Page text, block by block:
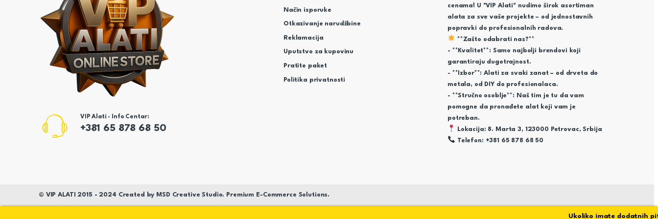
VIP Alati - Info Centar:
+381 65 878 68 50
Način isporuke
Otkazivanje narudžbine
Reklamacija
Uputstvo za kupovinu
Pratite paket
Politika privatnosti
cenama! U "VIP Alati" nudimo širok asortiman
alata za sve vaše projekte – od jednostavnih
popravki do profesionalnih radova.
**Zašto odabrati nas?**
- **Kvalitet**: Samo najbolji brendovi koji
garantiraju dugotrajnost.
- **Izbor**: Alati za svaki zanat – od drveta do
metala, od DIY do profesionalaca.
- **Stručno osoblje**: Naš tim je tu da vam
pomogne da pronađete alat koji vam je
potreban.
Lokacija: 8. Marta 3, 123000 Petrovac, Srbija
Telefon: +381 65 878 68 50
© VIP ALATI 2015 - 2024 Created by MSD Creative Studio. Premium E-Commerce Solutions.
Ukoliko imate dodatnih